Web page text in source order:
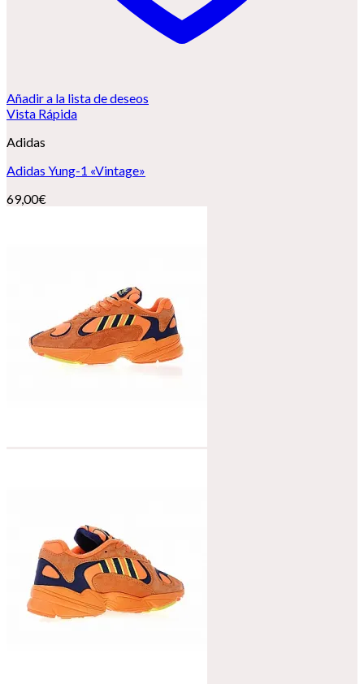
Añadir a la lista de deseos
Vista Rápida
Adidas
Adidas Yung-1 «Vintage»
69,00€